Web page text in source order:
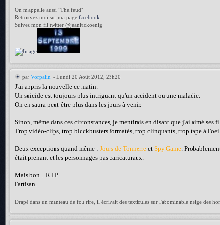
On m'appelle aussi "The.feud"
Retrouvez moi sur ma page facebook
Suivez mon fil twitter @jeanluckoenig
par Vorpalin » Lundi 20 Août 2012, 23h20
J'ai appris la nouvelle ce matin.
Un suicide est toujours plus intriguant qu'un accident ou une maladie.
On en saura peut-être plus dans les jours à venir.
Sinon, même dans ces circonstances, je mentirais en disant que j'ai aimé ses
Trop vidéo-clips, trop blockbusters formatés, trop clinquants, trop tape à
Deux exceptions quand même : Jours de Tonnerre et Spy Game .
était prenant et les personnages pas caricaturaux.
Mais bon... R.I.P.
l'artisan.
Drapé dans un manteau de fou rire, il écrivait des texticules sur l'abominable neige des